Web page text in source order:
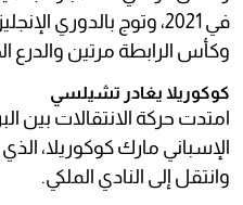
في 2021، وتوج بالدوري
وكأس الرابطة مرتين والدرع
كوكوريلا يغادر تشيلسي
امتدت حركة الانتقالات بين
الإسباني مارك كوكوريلا،
وانتقل إلى النادي الملكي.